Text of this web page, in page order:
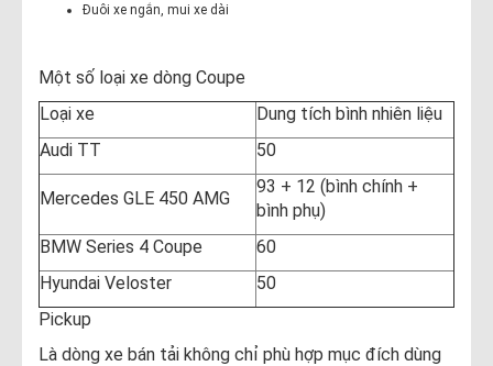
Đuôi xe ngắn, mui xe dài​
Một số loại xe dòng Coupe
Loại xe
Dung tích bình nhiên liệu
Audi TT
50
Mercedes GLE 450 AMG
93 + 12 (bình chính +
bình phụ)
BMW Series 4 Coupe
60
Hyundai Veloster
50
Pickup
Là dòng xe bán tải không chỉ phù hợp mục đích dùng